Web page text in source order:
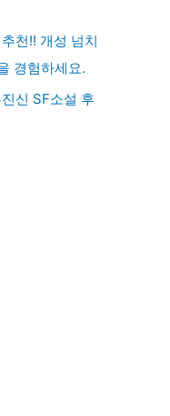
천!! 개성 넘치
경험하세요.
신 SF소설 후